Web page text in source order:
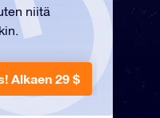
niitä
Alkaen 29 $